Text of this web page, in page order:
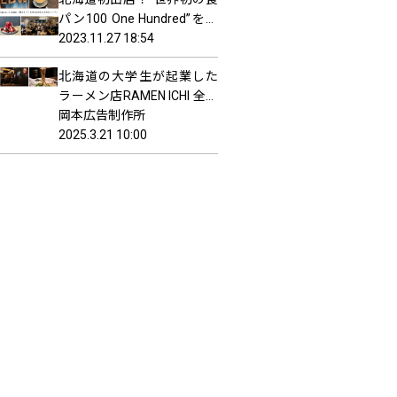
パン100 One Hundred”を提
供する 『Espresso D Works
／DRAセブン ココノ ススキ
ノ(札幌)』がオープン！
2023.11.27 18:54
北海道の大学生が起業した
ラーメン店RAMEN ICHI 全３
店舗で売上更新中
岡本広告制作所
2025.3.21 10:00